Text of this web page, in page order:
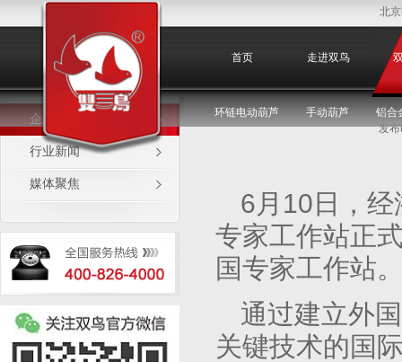
北
首页 走进双鸟
环链电动葫芦 手动葫芦 铝合
企业新闻
企业新闻
行业新闻
媒体聚焦
发
6月10日，
专家工作站正
国专家工作站
通过建立外
关键技术的国